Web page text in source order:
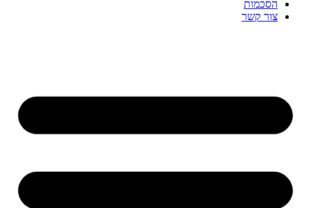
הסכמות
צור קשר